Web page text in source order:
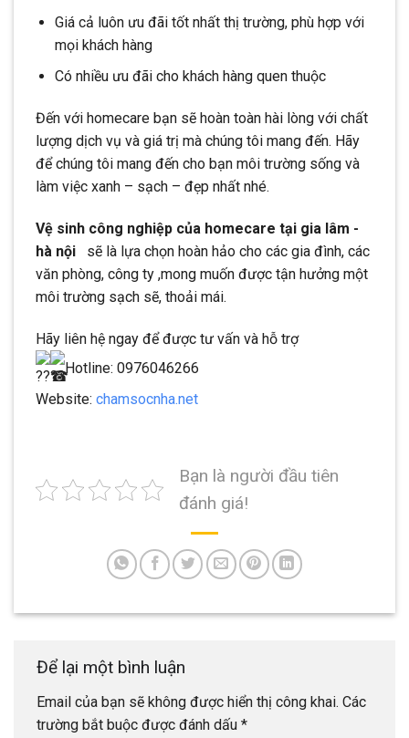
Giá cả luôn ưu đãi tốt nhất thị trường, phù hợp với
mọi khách hàng
Có nhiều ưu đãi cho khách hàng quen thuộc
Đến với homecare bạn sẽ hoàn toàn hài lòng với chất
lượng dịch vụ và giá trị mà chúng tôi mang đến. Hãy
để chúng tôi mang đến cho bạn môi trường sống và
làm việc xanh – sạch – đẹp nhất nhé.
Vệ sinh công nghiệp của homecare tại gia lâm -
hà nội
sẽ là lựa chọn hoàn hảo cho các gia đình, các
văn phòng, công ty ,mong muốn được tận hưởng một
môi trường sạch sẽ, thoải mái.
Hãy liên hệ ngay để được tư vấn và hỗ trợ
Hotline: 0976046266
Website: chamsocnha.net
Bạn là người đầu tiên
đánh giá!
Để lại một bình luận
Email của bạn sẽ không được hiển thị công khai. Các
trường bắt buộc được đánh dấu *